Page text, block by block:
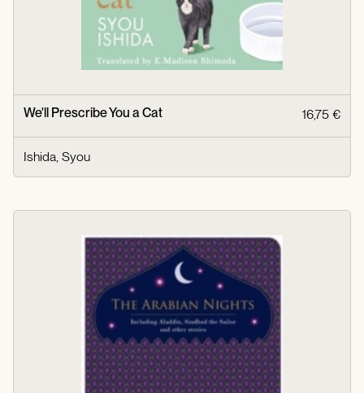
We'll Prescribe You a Cat 16,75 €
Ishida, Syou